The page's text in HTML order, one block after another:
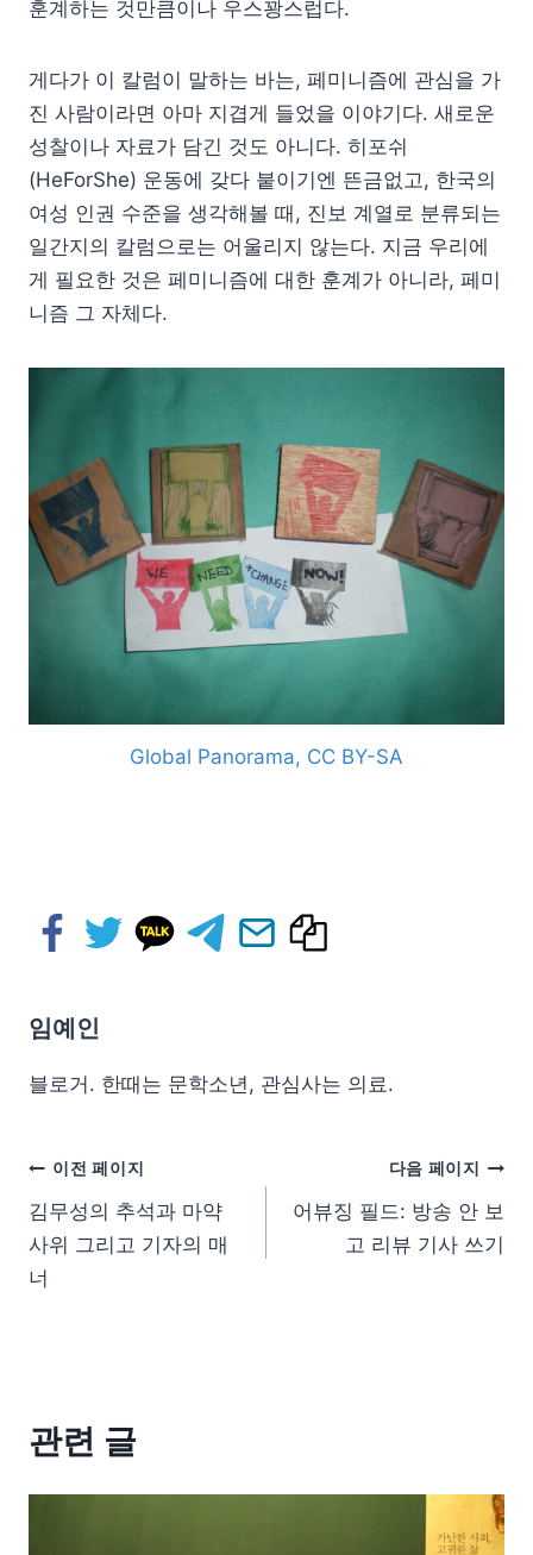
훈계하는 것만큼이나 우스꽝스럽다.
게다가 이 칼럼이 말하는 바는, 페미니즘에 관심을 가
진 사람이라면 아마 지겹게 들었을 이야기다. 새로운
성찰이나 자료가 담긴 것도 아니다. 히포쉬
(HeForShe) 운동에 갖다 붙이기엔 뜬금없고, 한국의
여성 인권 수준을 생각해볼 때, 진보 계열로 분류되는
일간지의 칼럼으로는 어울리지 않는다. 지금 우리에
게 필요한 것은 페미니즘에 대한 훈계가 아니라, 페미
니즘 그 자체다.
Global Panorama, CC BY-SA
임예인
블로거. 한때는 문학소년, 관심사는 의료.
이전 페이지
김무성의 추석과 마약
사위 그리고 기자의 매
너
다음 페이지
어뷰징 필드: 방송 안 보
고 리뷰 기사 쓰기
관련 글